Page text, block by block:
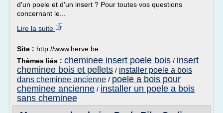
d'un poele et d'un insert ? Pour toutes vos questions
concernant le...
Lire la suite
Site : http://www.herve.be
Thèmes liés : cheminee insert poele bois / insert
cheminee bois et pellets / installer poele a bois
dans cheminee ancienne / poele a bois pour
cheminee ancienne / installer un poele a bois
sans cheminee